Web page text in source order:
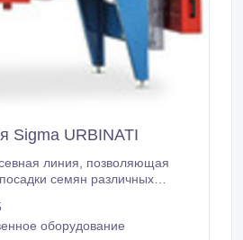
Sigma URBINATI
позволяющая
семян различных
барабаном. Автоматически
лотка(кассеты), посев
оборудование